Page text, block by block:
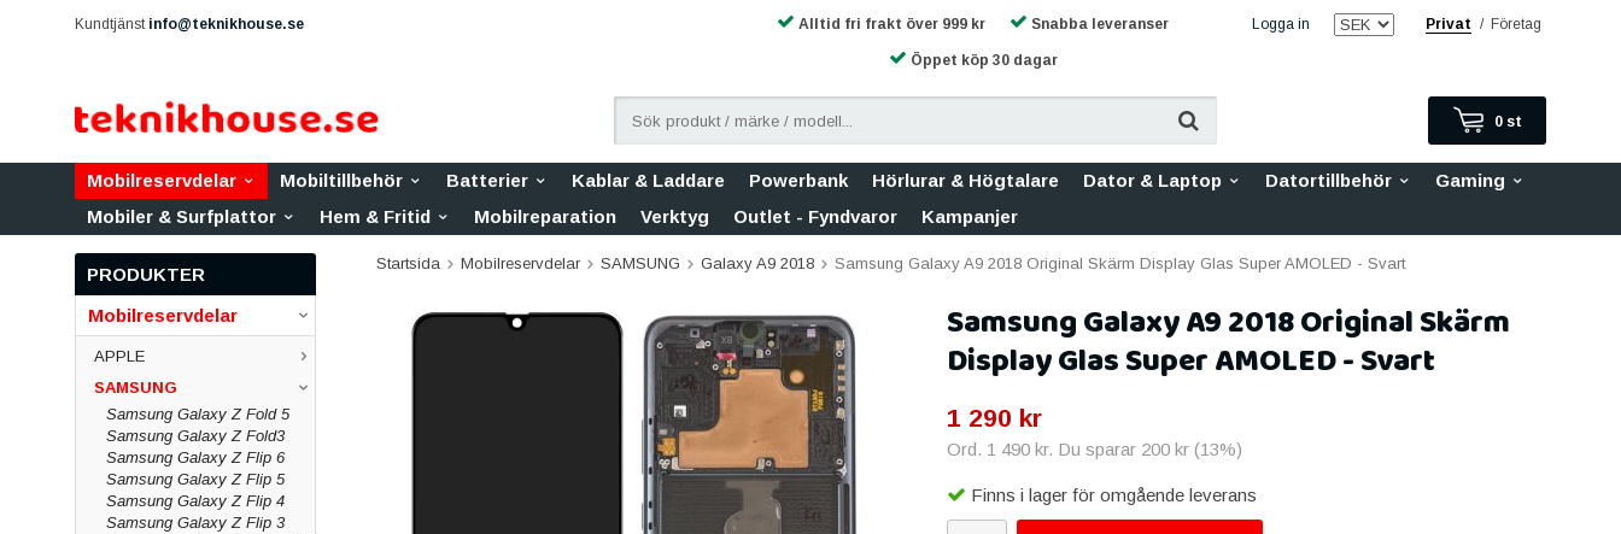
Kundtjänst info@teknikhouse.se Logga in Privat / Företag
Alltid fri frakt över 999 kr Snabba leveranser
Öppet köp 30 dagar
0 st
Mobilreservdelar Mobiltillbehör Batterier Kablar & Laddare Powerbank Hörlurar & Högtalare Dator & Laptop Datortillbehör
Gaming
Mobiler & Surfplattor
Hem & Fritid Mobilreparation Verktyg Outlet - Fyndvaror Kampanjer
PRODUKTER
Mobilreservdelar
APPLE
SAMSUNG
Samsung Galaxy Z Fold 5
Samsung Galaxy Z Fold3
Samsung Galaxy Z Flip 6
Samsung Galaxy Z Flip 5
Samsung Galaxy Z Flip 4
Samsung Galaxy Z Flip 3
Startsida Mobilreservdelar SAMSUNG Galaxy A9 2018 Samsung Galaxy A9 2018 Original Skärm Display Glas Super AMOLED - Svart
Samsung Galaxy A9 2018 Original Skärm
Display Glas Super AMOLED - Svart
1 290 kr
Ord. 1 490 kr. Du sparar 200 kr(13%)
Finns i lager för omgående leverans